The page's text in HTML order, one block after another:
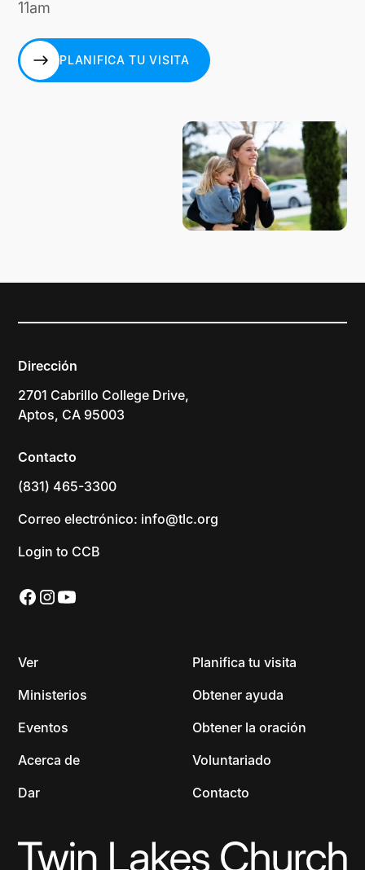
11am
PLANIFICA TU VISITA
Dirección
2701 Cabrillo College Drive,
Aptos, CA 95003
Contacto
(831) 465-3300
Correo electrónico: info@tlc.org
Login to CCB
Ver
Ministerios
Eventos
Acerca de
Dar
Planifica tu visita
Obtener ayuda
Obtener la oración
Voluntariado
Contacto